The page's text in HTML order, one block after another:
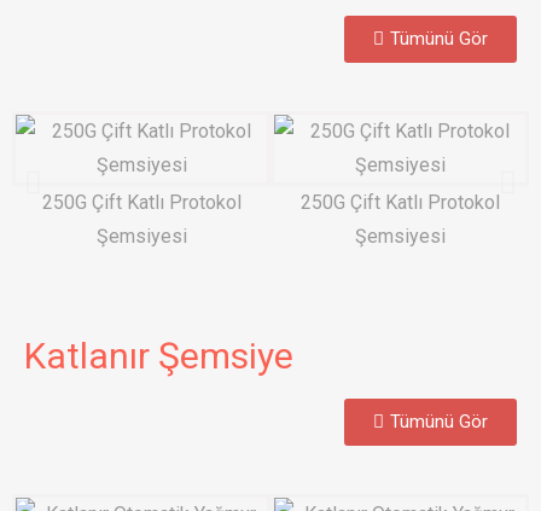
Tümünü Gör
250G Çift Katlı Protokol
Şemsiyesi​
250G Çift Katlı Protokol
Şemsiyesi​
Katlanır Şemsiye
Tümünü Gör